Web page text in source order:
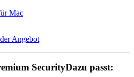
Dazu passt: